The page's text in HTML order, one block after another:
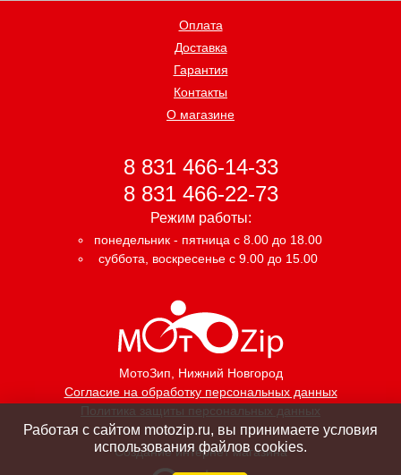
МотоЗип, Нижний Новгород
Согласие на обработку персональных данных
Политика защиты персональных данных
Оплата
Доставка
Гарантия
Контакты
О магазине
8 831 466-14-33
8 831 466-22-73
Режим работы:
понедельник - пятница с 8.00 до 18.00
суббота, воскресенье с 9.00 до 15.00
Создание интернет магазина
Работая с сайтом motozip.ru, вы принимаете условия
использования файлов cookies.